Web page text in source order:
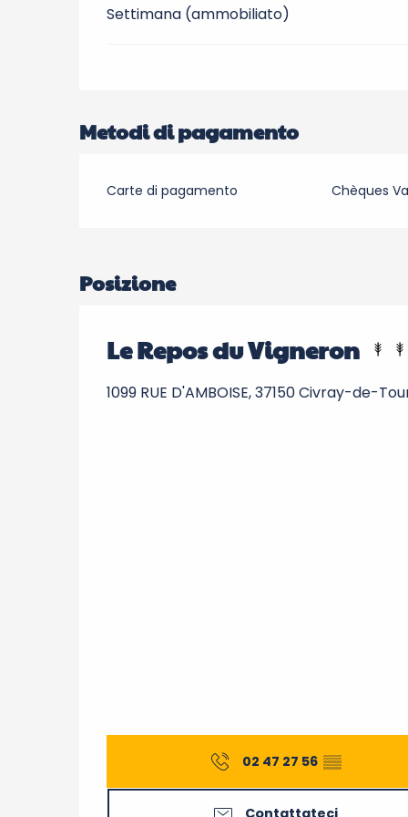
Settimana (ammobiliato)
Metodi di pagamento
Carte di pagamento Chèques
Posizione
Le Repos du Vigneron
1099 RUE D'AMBOISE, 37150 Civray-de-
02 47 27 56 ▒▒
Contattateci